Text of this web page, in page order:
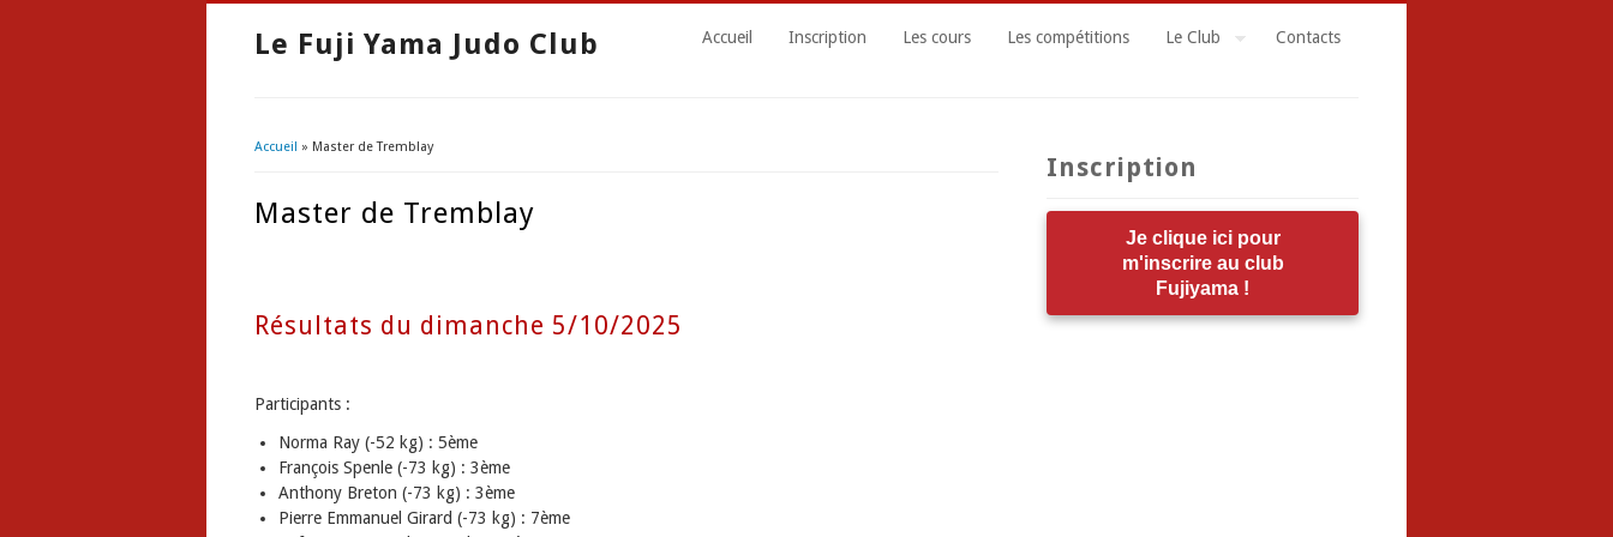
Le Fuji Yama Judo Club Accueil Inscription Les cours Les compétitions Le Club Contacts
Accueil » Master de Tremblay
Master de Tremblay
Résultats du dimanche 5/10/2025
Participants :
Norma Ray (-52 kg) : 5ème
François Spenle (-73 kg) : 3ème
Anthony Breton (-73 kg) : 3ème
Pierre Emmanuel Girard (-73 kg) : 7ème
Inscription
Je clique ici pour
m'inscrire au club
Fujiyama !